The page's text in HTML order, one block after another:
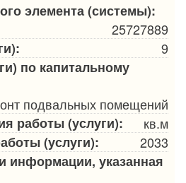
элемента (системы):
25727889
9
по капитальному
подвальных помещений
работы (услуги):
кв.м
(услуги):
2033
информации, указанная